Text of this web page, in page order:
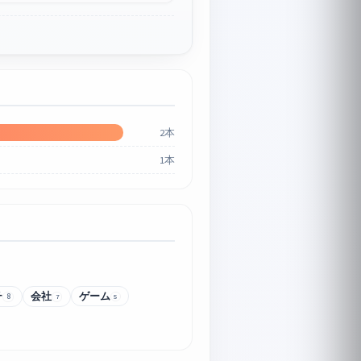
2本
1本
8 会社 7 ゲーム 5